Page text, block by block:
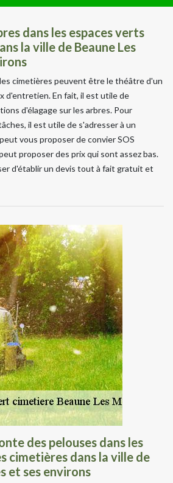
dans les espaces verts
la ville de Beaune Les
cimetières peuvent être le théâtre d'un
d'entretien. En fait, il est utile de
d'élagage sur les arbres. Pour
il est utile de s'adresser à un
vous proposer de convier SOS
proposer des prix qui sont assez bas.
d'établir un devis tout à fait gratuit et
des pelouses dans les
cimetières dans la ville de
et ses environs